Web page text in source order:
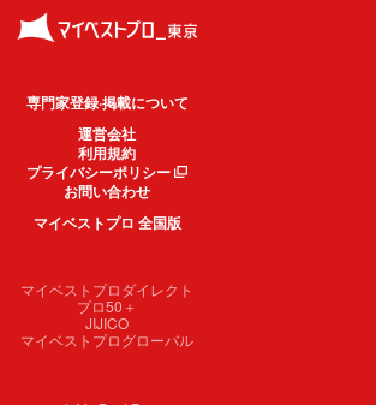
専門家登録·掲載について
運営会社
利用規約
プライバシーポリシー
お問い合わせ
マイベストプロ 全国版
マイベストプロダイレクト
プロ50＋
JIJICO
マイベストプログローバル